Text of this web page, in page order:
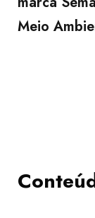
Meio